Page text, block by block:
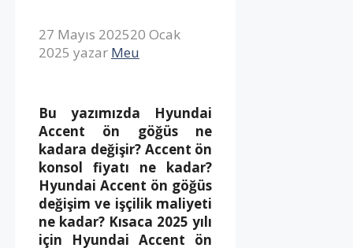
27 Mayıs 202520 Ocak
2025 yazar Meu
Bu yazımızda Hyundai
Accent ön göğüs ne
kadara değişir? Accent ön
konsol fiyatı ne kadar?
Hyundai Accent ön göğüs
değişim ve işçilik maliyeti
ne kadar? Kısaca 2025 yılı
için Hyundai Accent ön